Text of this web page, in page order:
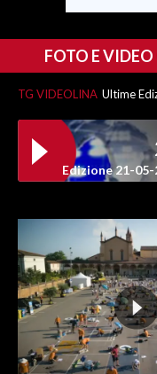
NOTIZIE
#CARAUNIONE
3 MINUTI CON
INFO AZIENDE
ABBONATI
ANNUNCI
NECROLOGI
PUBBLICITÀ
FOTO E VIDEO
TG VIDEOLINA Ultime
Edizione 21-05-